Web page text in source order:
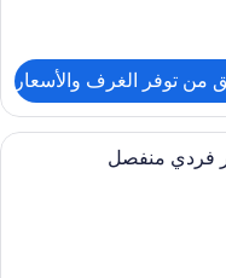
من توفر الغرف والأسعار
للفراش لا تسبب الحساسية
فردي منفصل